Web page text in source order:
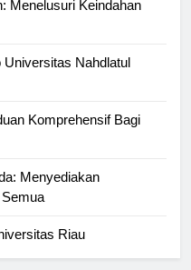
Keindahan
Nahdlatul
Komprehensif Bagi
Menyediakan